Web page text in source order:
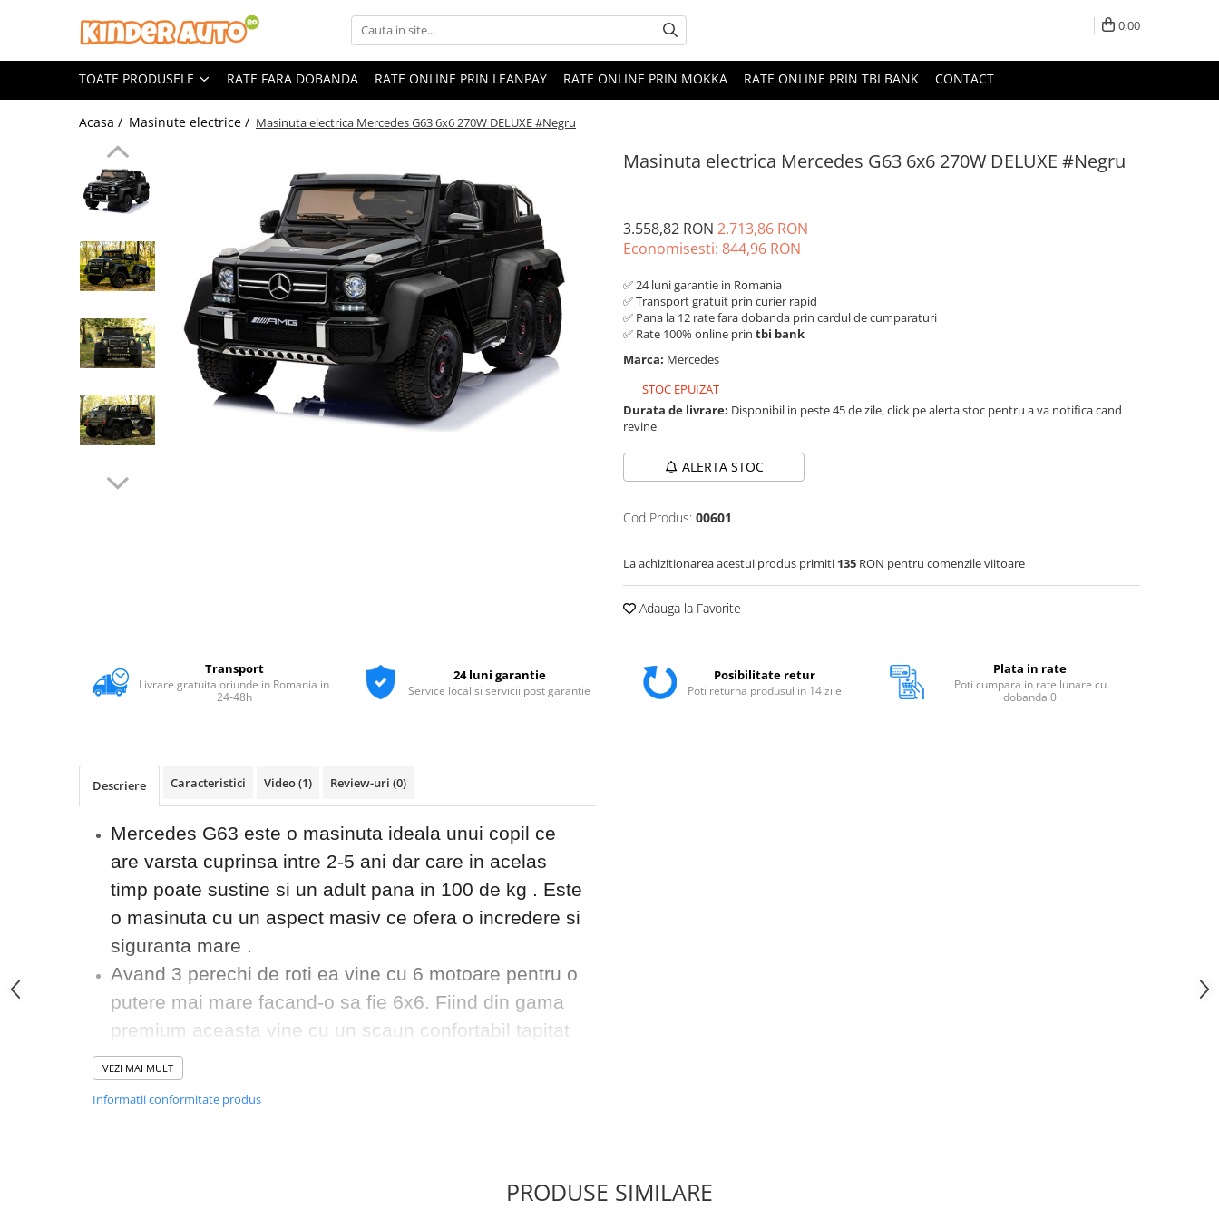
Toate Produsele
Produse in stoc
Masinute electrice
Motociclete electrice
ATV & UTV Electrice
Vehicule electrice adulti
Vehicule speciale copii
Motociclete Drift-Trike
Masinute electrice Mercedes
Masinute electrice tip SUV
Jucarii RC cu telecomanda
0,00
TOATE PRODUSELE RATE FARA DOBANDA RATE ONLINE PRIN LEANPAY RATE ONLINE PRIN MOKKA RATE ONLINE PRIN TBI BANK CONTACT
Acasa / Masinute electrice / Masinuta electrica Mercedes G63 6x6 270W DELUXE #Negru
Masinuta electrica Mercedes G63 6x6 270W DELUXE #Negru
3.558,82 RON2.713,86 RON
Economisesti: 844,96 RON
✅ 24 luni garantie in Romania
✅ Transport gratuit prin curier rapid
✅ Pana la 12 rate fara dobanda prin cardul de cumparaturi
✅ Rate 100% online prin tbi bank
Marca: Mercedes
STOC EPUIZAT
Durata de livrare: Disponibil in peste 45 de zile, click pe alerta stoc pentru a va notifica cand
revine
ALERTA STOC
Cod Produs: 00601
La achizitionarea acestui produs primiti 135 RON pentru comenzile viitoare
Adauga la Favorite
Transport
Livrare gratuita oriunde in Romania in
24-48h
24 luni garantie
Service local si servicii post garantie
Posibilitate retur
Poti returna produsul in 14 zile
Plata in rate
Poti cumpara in rate lunare cu
dobanda 0
Descriere Caracteristici Video(1) Review-uri (0)
Mercedes G63 este o masinuta ideala unui copil ce
are varsta cuprinsa intre 2-5 ani dar care in acelas
timp poate sustine si un adult pana in 100 de kg . Este
o masinuta cu un aspect masiv ce ofera o incredere si
siguranta mare .
Avand 3 perechi de roti ea vine cu 6 motoare pentru o
putere mai mare facand-o sa fie 6x6. Fiind din gama
premium aceasta vine cu un scaun confortabil tapitat
din piele ecologica foarte rezistenta , rotile sunt din
cauciuc moale oferind o aderenta sporita , doua usi
VEZI MAI MULT
Informatii conformitate produs
PRODUSE SIMILARE